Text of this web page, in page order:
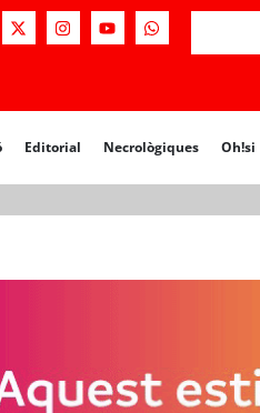
Editorial Necrològiques Oh!si
Editorial Necrològiques